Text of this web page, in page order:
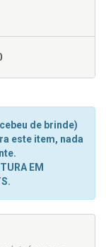
de brinde)
este item, nada
EM